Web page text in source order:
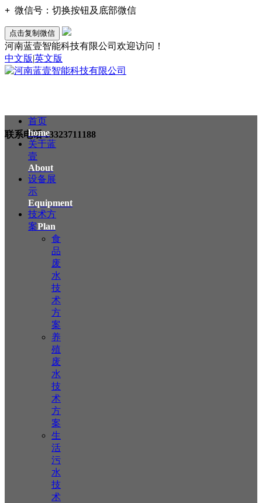
+ 微信号： 切换按钮及底部微信
点击复制微信
河南蓝壹智能科技有限公司欢迎访问！
中文版|英文版
联系电话13323711188
首页
home
关于蓝
壹
About
设备展
示
Equipment
技术方
案Plan
食
品
废
水
技
术
方
案
养
殖
废
水
技
术
方
案
生
活
污
水
技
术